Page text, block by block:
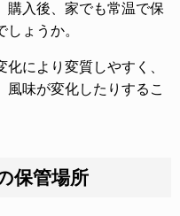
購入後、家でも常温で保
ょうか。
により変質しやすく、
味が変化したりするこ
保管場所